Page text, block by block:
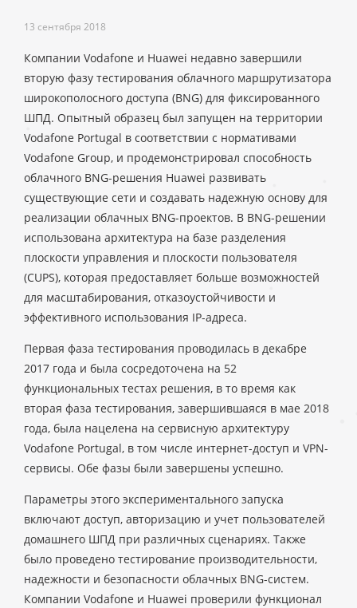
13 сентября 2018
Компании Vodafone и Huawei недавно завершили
вторую фазу тестирования облачного маршрутизатора
широкополосного доступа (BNG) для фиксированного
ШПД. Опытный образец был запущен на территории
Vodafone Portugal в соответствии с нормативами
Vodafone Group, и продемонстрировал способность
облачного BNG-решения Huawei развивать
существующие сети и создавать надежную основу для
реализации облачных BNG-проектов. В BNG-решении
использована архитектура на базе разделения
плоскости управления и плоскости пользователя
(CUPS), которая предоставляет больше возможностей
для масштабирования, отказоустойчивости и
эффективного использования IP-адреса.
Первая фаза тестирования проводилась в декабре
2017 года и была сосредоточена на 52
функциональных тестах решения, в то время как
вторая фаза тестирования, завершившаяся в мае 2018
года, была нацелена на сервисную архитектуру
Vodafone Portugal, в том числе интернет-доступ и VPN-
сервисы. Обе фазы были завершены успешно.
Параметры этого экспериментального запуска
включают доступ, авторизацию и учет пользователей
домашнего ШПД при различных сценариях. Также
было проведено тестирование производительности,
надежности и безопасности облачных BNG-систем.
Компании Vodafone и Huawei проверили функционал